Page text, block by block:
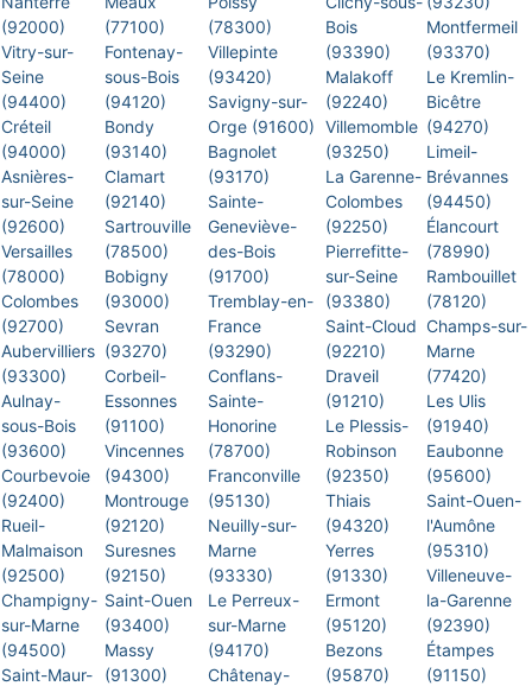
(92000)
Vitry-sur-
Seine
(94400)
Créteil
(94000)
Asnières-
sur-Seine
(92600)
Versailles
(78000)
Colombes
(92700)
Aubervilliers
(93300)
Aulnay-
sous-Bois
(93600)
Courbevoie
(92400)
Rueil-
Malmaison
(92500)
Champigny-
sur-Marne
(94500)
Saint-Maur-
(77100)
Fontenay-
sous-Bois
(94120)
Bondy
(93140)
Clamart
(92140)
Sartrouville
(78500)
Bobigny
(93000)
Sevran
(93270)
Corbeil-
Essonnes
(91100)
Vincennes
(94300)
Montrouge
(92120)
Suresnes
(92150)
Saint-Ouen
(93400)
Massy
(91300)
(78300)
Villepinte
(93420)
Savigny-sur-
Orge (91600)
Bagnolet
(93170)
Sainte-
Geneviève-
des-Bois
(91700)
Tremblay-en-
France
(93290)
Conflans-
Sainte-
Honorine
(78700)
Franconville
(95130)
Neuilly-sur-
Marne
(93330)
Le Perreux-
sur-Marne
(94170)
Châtenay-
Bois
(93390)
Malakoff
(92240)
Villemomble
(93250)
La Garenne-
Colombes
(92250)
Pierrefitte-
sur-Seine
(93380)
Saint-Cloud
(92210)
Draveil
(91210)
Le Plessis-
Robinson
(92350)
Thiais
(94320)
Yerres
(91330)
Ermont
(95120)
Bezons
(95870)
Montfermeil
(93370)
Le Kremlin-
Bicêtre
(94270)
Limeil-
Brévannes
(94450)
Élancourt
(78990)
Rambouillet
(78120)
Champs-sur-
Marne
(77420)
Les Ulis
(91940)
Eaubonne
(95600)
Saint-Ouen-
l'Aumône
(95310)
Villeneuve-
la-Garenne
(92390)
Étampes
(91150)